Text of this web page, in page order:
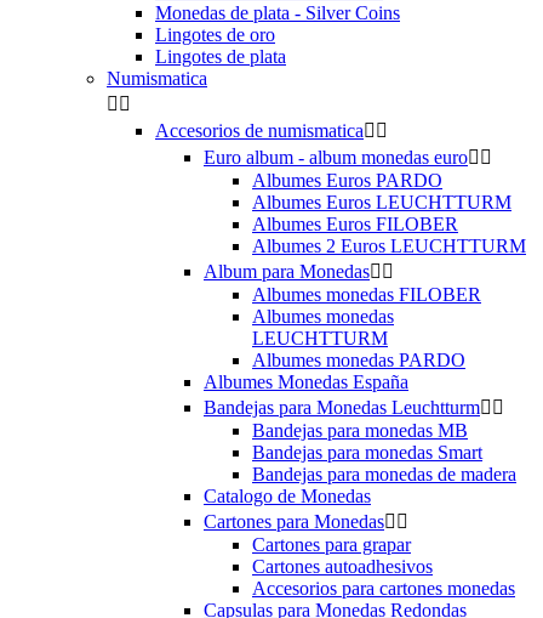
Monedas de plata - Silver Coins
Lingotes de oro
Lingotes de plata
Numismatica
 
Accesorios de numismatica 
Euro album - album monedas euro 
Albumes Euros PARDO
Albumes Euros LEUCHTTURM
Albumes Euros FILOBER
Albumes 2 Euros LEUCHTTURM
Album para Monedas 
Albumes monedas FILOBER
Albumes monedas
LEUCHTTURM
Albumes monedas PARDO
Albumes Monedas España
Bandejas para Monedas Leuchtturm 
Bandejas para monedas MB
Bandejas para monedas Smart
Bandejas para monedas de madera
Catalogo de Monedas
Cartones para Monedas 
Cartones para grapar
Cartones autoadhesivos
Accesorios para cartones monedas
Capsulas para Monedas Redondas